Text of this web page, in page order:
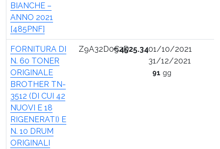
BIANCHE –
ANNO 2021
[485PNF]
FORNITURA DI
N. 60 TONER
ORIGINALE
BROTHER TN-
3512 (DI CUI 42
NUOVI E 18
RIGENERATI) E
N. 10 DRUM
ORIGINALI
Z9A32D092D
€4525.3401/10/2021
31/12/2021
91 gg